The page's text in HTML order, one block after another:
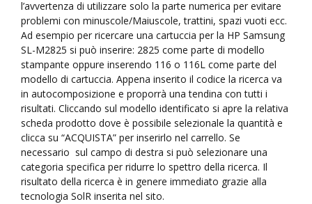
l’avvertenza di utilizzare solo la parte numerica per evitare
problemi con minuscole/Maiuscole, trattini, spazi vuoti ecc.
Ad esempio per ricercare una cartuccia per la HP Samsung
SL-M2825 si può inserire: 2825 come parte di modello
stampante oppure inserendo 116 o 116L come parte del
modello di cartuccia. Appena inserito il codice la ricerca va
in autocomposizione e proporrà una tendina con tutti i
risultati. Cliccando sul modello identificato si apre la relativa
scheda prodotto dove è possibile selezionale la quantità e
clicca su “ACQUISTA” per inserirlo nel carrello. Se
necessario sul campo di destra si può selezionare una
categoria specifica per ridurre lo spettro della ricerca. Il
risultato della ricerca è in genere immediato grazie alla
tecnologia SolR inserita nel sito.